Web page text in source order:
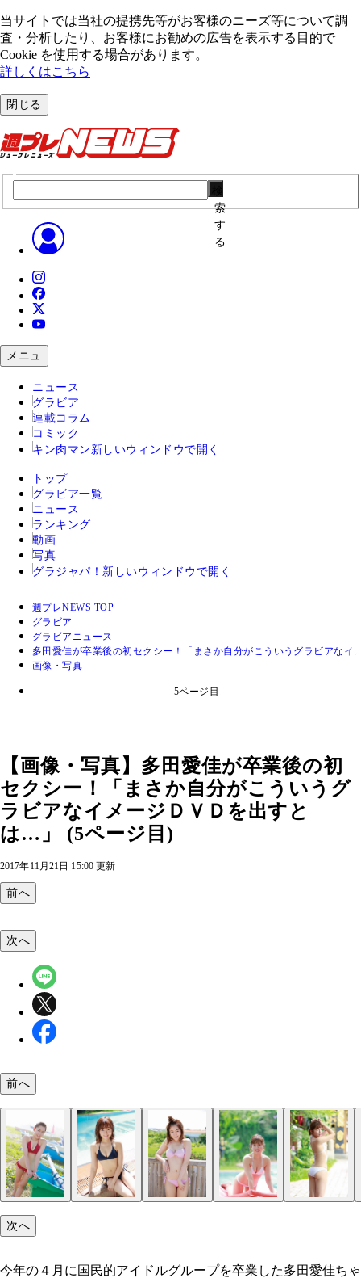
当サイトでは当社の提携先等がお客様のニーズ等について調
査・分析したり、お客様にお勧めの広告を表⽰する⽬的で
Cookie を使⽤する場合があります。
詳しくはこちら
閉じる
索
す
る
メニュ
ニュース
グラビア
連載コラム
コミック
キン肉マン 新しいウィンドウで開く
トップ
グラビア一覧
ニュース
ランキング
動画
写真
グラジャパ！ 新しいウィンドウで開く
週プレNEWS TOP
グラビア
グラビアニュース
多田愛佳が卒業後の初セクシー！「まさか自分がこういうグラビアな
画像・写真
5ページ目
【画像・写真】多田愛佳が卒業後の初
セクシー！「まさか自分がこういうグ
ラビアなイメージＤＶＤを出すと
は…」 (5ページ目)
2017年11月21日 15:00 更新
前へ
次へ
前へ
次へ
今年の４月に国民的アイドルグループを卒業した多田愛佳ちゃ